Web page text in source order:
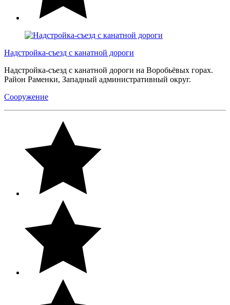
Надстройка-съезд с канатной дороги
Надстройка-съезд с канатной дороги на Воробьёвых горах.
Район Раменки, Западный административный округ.
Сооружение